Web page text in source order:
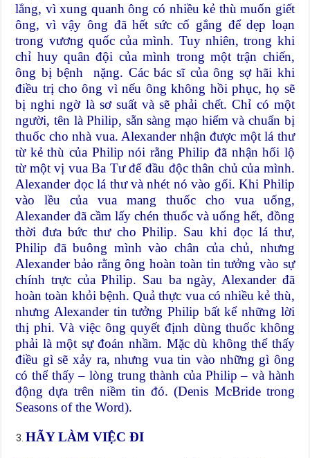
lắng, vì xung quanh ông có nhiều kẻ thù muốn giết
ông, vì vậy ông đã hết sức cố gắng để dẹp loạn
trong vương quốc của mình. Tuy nhiên, trong khi
chỉ huy quân đội của mình trong một trận chiến,
ông bị bệnh nặng. Các bác sĩ của ông sợ hãi khi
điều trị cho ông vì nếu ông không hồi phục, họ sẽ
bị nghi ngờ là sơ suất và sẽ phải chết. Chỉ có một
người, tên là Philip, sẵn sàng mạo hiểm và chuẩn bị
thuốc cho nhà vua. Alexander nhận được một lá thư
từ kẻ thù của Philip nói rằng Philip đã nhận hối lộ
từ một vị vua Ba Tư để đầu độc thân chủ của mình.
Alexander đọc lá thư và nhét nó vào gối. Khi Philip
vào lều của vua mang thuốc cho vua uống,
Alexander đã cầm lấy chén thuốc và uống hết, đồng
thời đưa bức thư cho Philip. Sau khi đọc lá thư,
Philip đã buông mình vào chân của chủ, nhưng
Alexander bảo rằng ông hoàn toàn tin tưởng vào sự
chính trực của Philip. Sau ba ngày, Alexander đã
hoàn toàn khỏi bệnh. Quả thực vua có nhiều kẻ thù,
nhưng Alexander tin tưởng Philip bất kể những lời
thị phi. Và việc ông quyết định dùng thuốc không
phải là một sự đoán nhầm. Mặc dù không thể thấy
điều gì sẽ xảy ra, nhưng vua tin vào những gì ông
có thể thấy – lòng trung thành của Philip – và hành
động dựa trên niềm tin đó. (Denis McBride trong
Seasons of the Word).
HÃY LÀM VIỆC ĐI